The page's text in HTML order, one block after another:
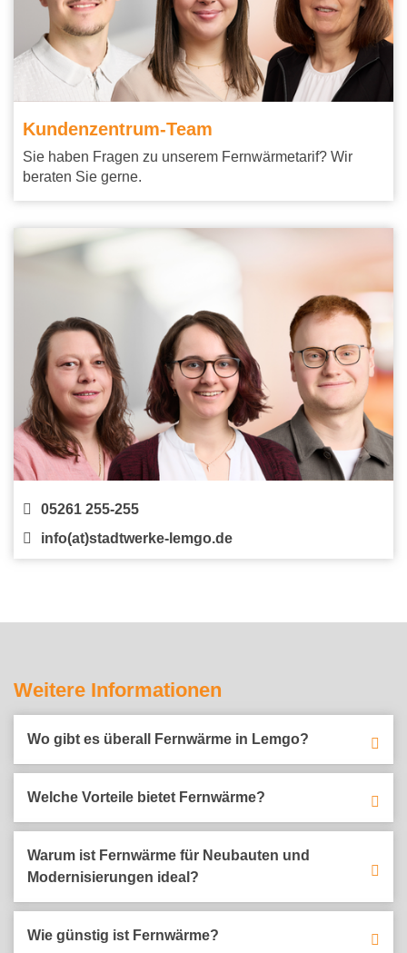
Kundenzentrum-Team
Sie haben Fragen zu unserem Fernwärmetarif? Wir
beraten Sie gerne.
05261 255-255
info(at)stadtwerke-lemgo.de
Weitere Informationen
Wo gibt es überall Fernwärme in Lemgo?
Welche Vorteile bietet Fernwärme?
Warum ist Fernwärme für Neubauten und
Modernisierungen ideal?
Wie günstig ist Fernwärme?